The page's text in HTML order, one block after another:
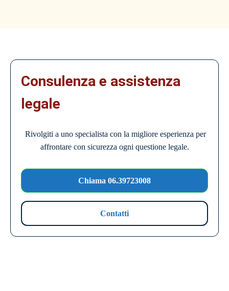
Consulenza e assistenza
legale
Rivolgiti a uno specialista con la migliore esperienza per
affrontare con sicurezza ogni questione legale.
Chiama 06.39723008
Contatti